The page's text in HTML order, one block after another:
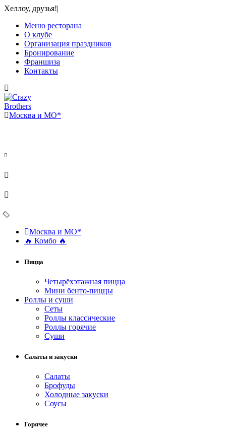
Хеллоу, друзья!|
Меню ресторана
О клубе
Организация праздников
Бронирование
Франшиза
Контакты
Москва и МО*
Москва и МО*
🔥 Комбо 🔥
Пицца
Четырёхэтажная пицца
Мини бенто-пиццы
Роллы и суши
Сеты
Роллы классические
Роллы горячие
Суши
Салаты и закуски
Салаты
Брофуды
Холодные закуски
Соусы
Горячее